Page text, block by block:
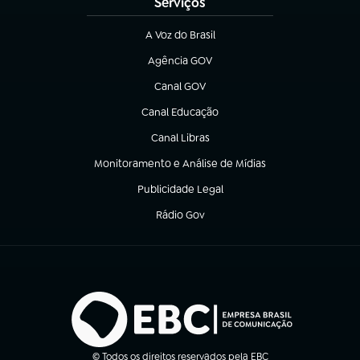
A Voz do Brasil
(abre em nova aba)
Agência GOV
(abre em nova aba)
Canal GOV
(abre em nova aba)
Canal Educação
(abre em nova aba)
Canal Libras
(abre em nova aba)
Monitoramento e Análise de Mídias
(abre em nova aba)
Publicidade Legal
(abre em nova aba)
Rádio Gov
(abre em nova aba)
© Todos os direitos reservados pela EBC